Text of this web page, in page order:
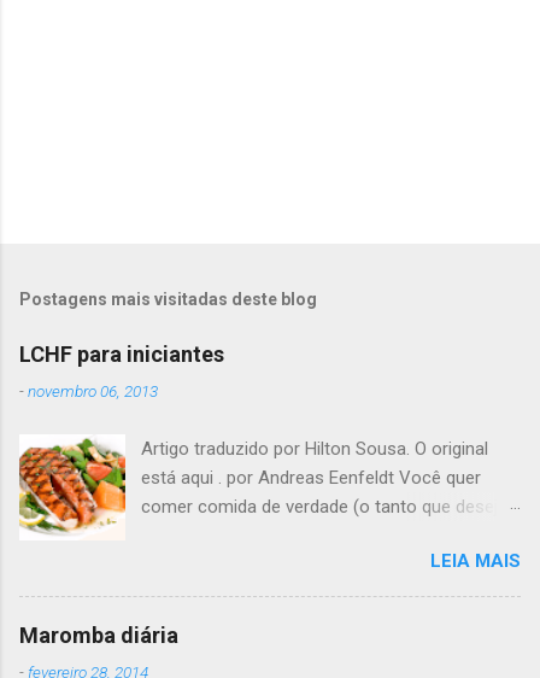
t
r
u
m
m
e
n
t
á
o
Postagens mais visitadas deste blog
LCHF para iniciantes
-novembro 06, 2013
Artigo traduzido por Hilton Sousa. O original
está aqui . por Andreas Eenfeldt Você quer
comer comida de verdade (o tanto que desejar)
"bom demais para ser verdade", mas LCHF (low
carb, high fat - pouco carboidrato, muita
gordura) é um método que tem sido usado há
LEIA MAIS
Maromba diária
- fevereiro 28, 2014